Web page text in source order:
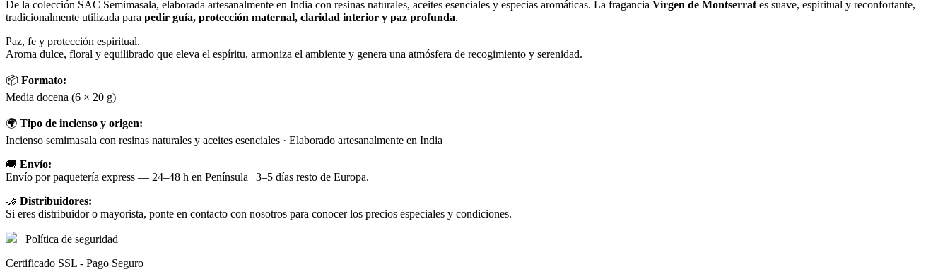
De la colección SAC Semimasala, elaborada artesanalmente en India con resinas naturales, aceites esenciales y especias aromáticas. La fragancia Virgen de Montserrat es suave, espiritual y reconfortante,
tradicionalmente utilizada para pedir guía, protección maternal, claridad interior y paz profunda.
Paz, fe y protección espiritual.
Aroma dulce, floral y equilibrado que eleva el espíritu, armoniza el ambiente y genera una atmósfera de recogimiento y serenidad.
📦 Formato:
Media docena (6 × 20 g)
🌍 Tipo de incienso y origen:
Incienso semimasala con resinas naturales y aceites esenciales · Elaborado artesanalmente en India
🚚 Envío:
Envío por paquetería express — 24–48 h en Península | 3–5 días resto de Europa.
🤝 Distribuidores:
Si eres distribuidor o mayorista, ponte en contacto con nosotros para conocer los precios especiales y condiciones.
Política de seguridad
Certificado SSL - Pago Seguro